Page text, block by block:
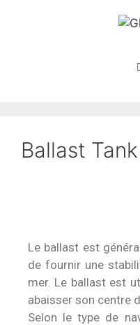
Ballast Tank
Le ballast est
de fournir une
mer. Le ballast est
abaisser son centre
Selon le type de